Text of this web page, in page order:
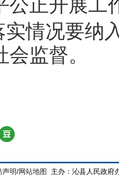
公正开展工
实情况要纳
监督。
声明/网站地图
主办：沁县人民政府